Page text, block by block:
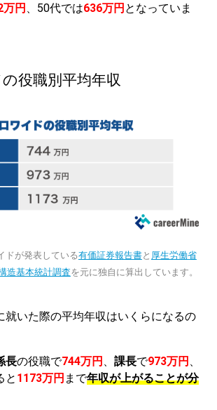
万円 、50代では636万円 となっていま
役職別平均年収
が発表している有価証券報告書と 厚生労働省
造基本統計調査を元に独自に算出しています。
就いた際の平均年収はいくらになるの
長の役職で744万円 課長で973万円
と 1173万円 まで年収が上がることが分